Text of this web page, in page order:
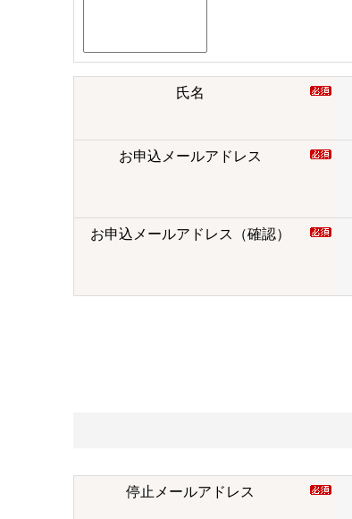
氏名
お申込メールアドレス
お申込メールアドレス（確認）
停止メールアドレス